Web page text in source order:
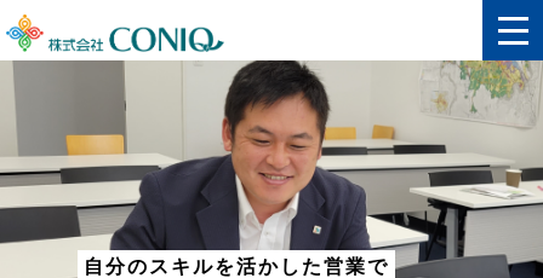
自分のスキルを活かした営業で